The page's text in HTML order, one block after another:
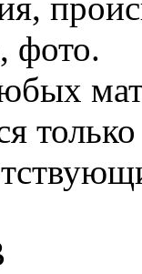
фото.